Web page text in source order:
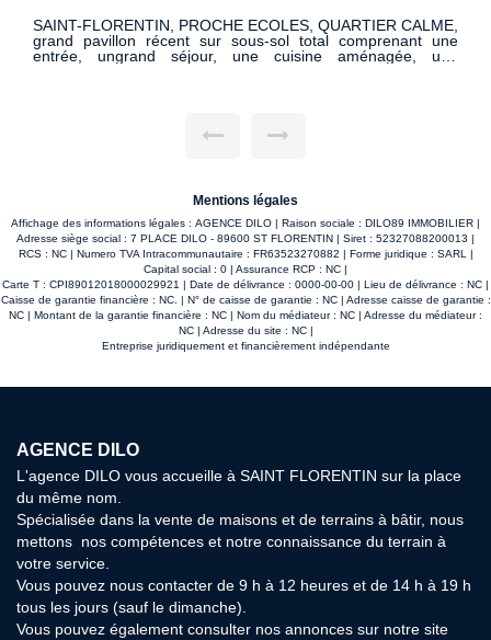
SAINT-FLORENTIN, PROCHE ECOLES, QUARTIER CALME,
grand pavillon récent sur sous-sol total comprenant une
entrée, ungrand séjour, une cuisine aménagée, une
Mentions légales
Affichage des informations légales : AGENCE DILO | Raison sociale : DILO89 IMMOBILIER |
Adresse siège social : 7 PLACE DILO - 89600 ST FLORENTIN | Siret : 52327088200013 |
RCS : NC | Numero TVA Intracommunautaire : FR63523270882 | Forme juridique : SARL |
Capital social : 0 | Assurance RCP : NC |
Carte T : CPI89012018000029921 | Date de délivrance : 0000-00-00 | Lieu de délivrance : NC |
Caisse de garantie financière : NC. | N° de caisse de garantie : NC | Adresse caisse de garantie :
NC | Montant de la garantie financière : NC | Nom du médiateur : NC | Adresse du médiateur :
NC | Adresse du site : NC |
Entreprise juridiquement et financièrement indépendante
AGENCE DILO
L'agence DILO vous accueille à SAINT FLORENTIN sur la place
du même nom.
Spécialisée dans la vente de maisons et de terrains à bâtir, nous
mettons nos compétences et notre connaissance du terrain à
votre service.
Vous pouvez nous contacter de 9 h à 12 heures et de 14 h à 19 h
tous les jours (sauf le dimanche).
Vous pouvez également consulter nos annonces sur notre site